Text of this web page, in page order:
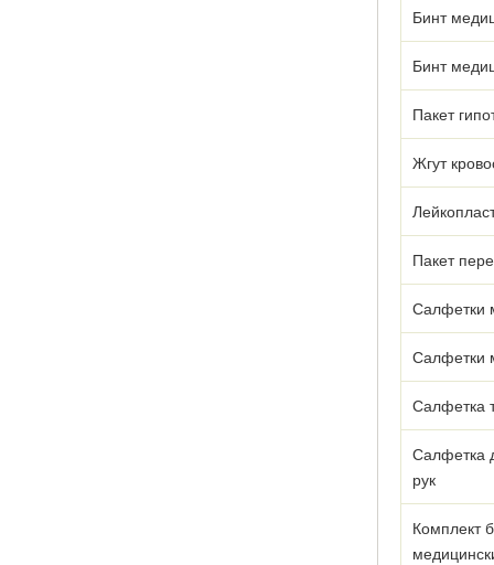
Бинт
Бинт
Пакет
Жгут
Пакет
Салфетки
Салфетки
Салфетка
Салфетка
рук
Комплект